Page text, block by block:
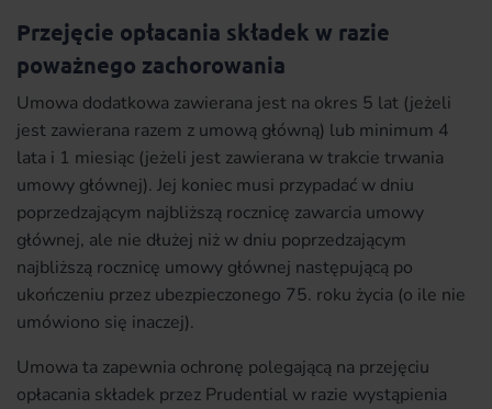
Przejęcie opłacania składek w razie
poważnego zachorowania
Umowa dodatkowa zawierana jest na okres 5 lat (jeżeli
jest zawierana razem z umową główną) lub minimum 4
lata i 1 miesiąc (jeżeli jest zawierana w trakcie trwania
umowy głównej). Jej koniec musi przypadać w dniu
poprzedzającym najbliższą rocznicę zawarcia umowy
głównej, ale nie dłużej niż w dniu poprzedzającym
najbliższą rocznicę umowy głównej następującą po
ukończeniu przez ubezpieczonego 75. roku życia (o ile nie
umówiono się inaczej).
Umowa ta zapewnia ochronę polegającą na przejęciu
opłacania składek przez Prudential w razie wystąpienia